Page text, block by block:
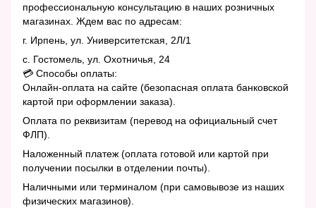
профессиональную консультацию в наших розничных
магазинах. Ждем вас по адресам:
г. Ирпень, ул. Университетская, 2Л/1
с. Гостомель, ул. Охотничья, 24
💳 Способы оплаты:
Онлайн-оплата на сайте (безопасная оплата банковской
картой при оформлении заказа).
Оплата по реквизитам (перевод на официальный счет
ФЛП).
Наложенный платеж (оплата готовой или картой при
получении посылки в отделении почты).
Наличными или терминалом (при самовывозе из наших
физических магазинов).